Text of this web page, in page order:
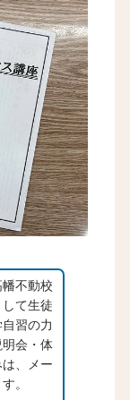
不動校
て生徒
習の力
会・体
、メー
。